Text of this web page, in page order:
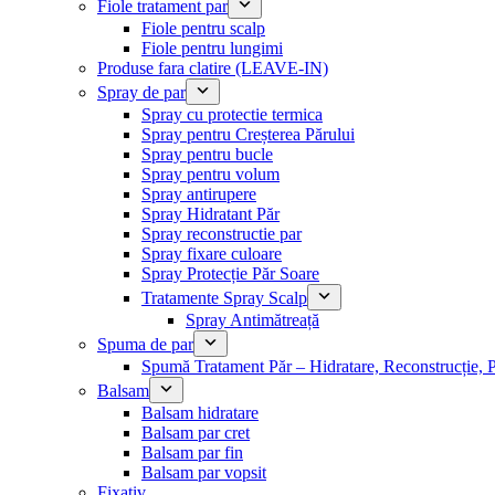
Fiole tratament par
Fiole pentru scalp
Fiole pentru lungimi
Produse fara clatire (LEAVE-IN)
Spray de par
Spray cu protectie termica
Spray pentru Creșterea Părului
Spray pentru bucle
Spray pentru volum
Spray antirupere
Spray Hidratant Păr
Spray reconstructie par
Spray fixare culoare
Spray Protecție Păr Soare
Tratamente Spray Scalp
Spray Antimătreață
Spuma de par
Spumă Tratament Păr – Hidratare, Reconstrucție,
Balsam
Balsam hidratare
Balsam par cret
Balsam par fin
Balsam par vopsit